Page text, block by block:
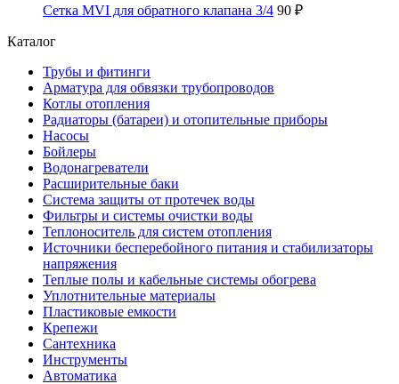
Сетка MVI для обратного клапана 3/4 90 ₽
Каталог
Трубы и фитинги
Арматура для обвязки трубопроводов
Котлы отопления
Радиаторы (батареи) и отопительные приборы
Насосы
Бойлеры
Водонагреватели
Расширительные баки
Система защиты от протечек воды
Фильтры и системы очистки воды
Теплоноситель для систем отопления
Источники бесперебойного питания и стабилизаторы
напряжения
Теплые полы и кабельные системы обогрева
Уплотнительные материалы
Пластиковые емкости
Крепежи
Сантехника
Инструменты
Автоматика